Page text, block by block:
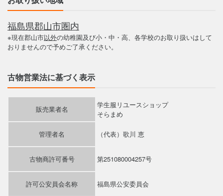
福島県郡山市圏内
※現在郡山市以外の幼稚園及び小・中・高、各学校のお取り扱いはして
おりませんので予めご了承ください。
古物営業法に基づく表示
販売業者名
学生服リユースショップ
そらまめ
管理者名 （代表）歌川 恵
古物商許可番号 第251080004257号
許可公安員会名称 福島県公安委員会